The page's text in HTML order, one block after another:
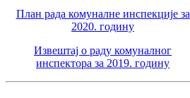
План рада комуналне инспекције за
2020. годину
Извештај о раду комуналног
инспектора за 2019. годину